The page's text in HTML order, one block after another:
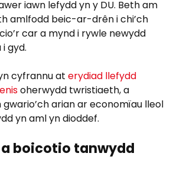
iawn lefydd yn y DU. Beth am
amlfodd beic-ar-drên i chi’ch
car a mynd i rywle newydd
i gyd.
cyfrannu aterydiad llefydd
oherwydd twristiaeth, a
arian ar economïau lleol
yn aml yn dioddef.
boicotio tanwydd